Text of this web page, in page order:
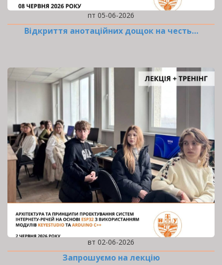
пт 05-06-2026
Відкриття анотаційних дощок на честь…
вт 02-06-2026
Запрошуємо на лекцію